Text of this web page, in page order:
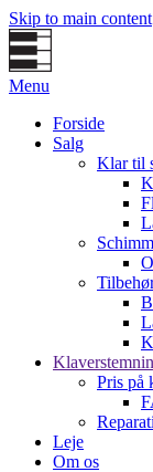
Skip to main content
Menu
Forside
Salg
Klar til
Pris på
Leje
Om os